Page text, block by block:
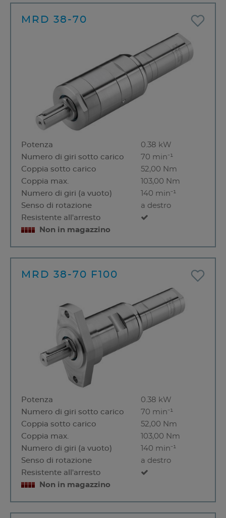
MRD 38-70
Potenza
0.38 kW
Numero di giri sotto carico
70 min⁻¹
Coppia sotto carico
52,00 Nm
Coppia max.
103,00 Nm
Numero di giri (a vuoto)
140 min⁻¹
Senso di rotazione
a destro
Resistente all'arresto
Non in magazzino
MRD 38-70 F100
Potenza
0.38 kW
Numero di giri sotto carico
70 min⁻¹
Coppia sotto carico
52,00 Nm
Coppia max.
103,00 Nm
Numero di giri (a vuoto)
140 min⁻¹
Senso di rotazione
a destro
Resistente all'arresto
Non in magazzino